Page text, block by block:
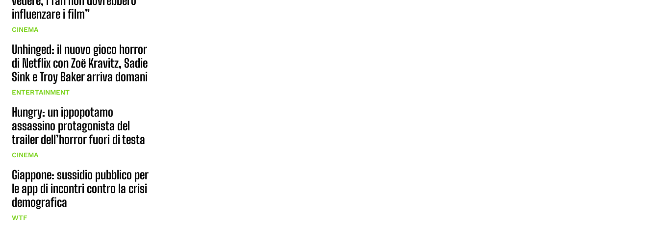
influenzare i film”
CINEMA
Unhinged: il nuovo gioco horror
di Netflix con Zoë Kravitz, Sadie
Sink e Troy Baker arriva domani
ENTERTAINMENT
Hungry: un ippopotamo
assassino protagonista del
trailer dell’horror fuori di testa
CINEMA
Giappone: sussidio pubblico per
le app di incontri contro la crisi
demografica
WTF